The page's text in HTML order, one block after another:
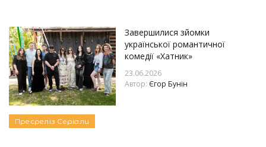
Завершилися зйомки
української романтичної
комедії «Хатник»
23.06.2026
Автор: Єгор Бунін
Пресреліз Серіали